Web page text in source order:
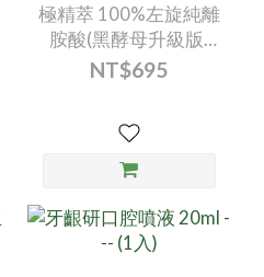
極精萃 100%左旋純離
胺酸(黑酵母升級版)
(60顆/盒)
NT$695